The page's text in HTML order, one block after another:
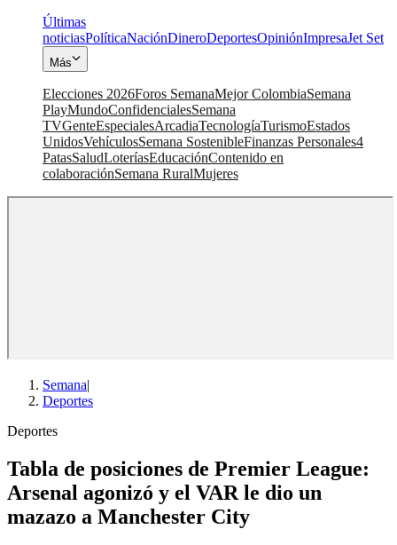
Últimas
noticiasPolíticaNaciónDineroDeportesOpiniónImpresaJet Set
Más
Elecciones 2026Foros SemanaMejor ColombiaSemana
PlayMundoConfidencialesSemana
TVGenteEspecialesArcadiaTecnologíaTurismoEstados
UnidosVehículosSemana SostenibleFinanzas Personales4
PatasSaludLoteríasEducaciónContenido en
colaboraciónSemana RuralMujeres
Semana|
Deportes
Deportes
Tabla de posiciones de Premier League:
Arsenal agonizó y el VAR le dio un
mazazo a Manchester City